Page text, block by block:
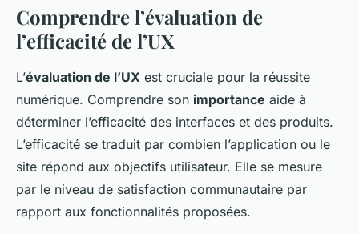
Comprendre l’évaluation de
l’efficacité de l’UX
L’évaluation de l’UX est cruciale pour la réussite
numérique. Comprendre son importance aide à
déterminer l’efficacité des interfaces et des produits.
L’efficacité se traduit par combien l’application ou le
site répond aux objectifs utilisateur. Elle se mesure
par le niveau de satisfaction communautaire par
rapport aux fonctionnalités proposées.